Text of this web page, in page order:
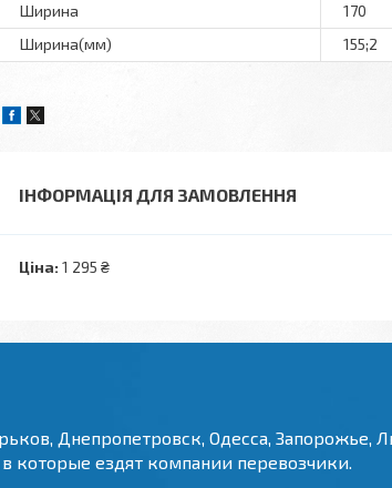
Ширина
170
Ширина(мм)
155;2
ІНФОРМАЦІЯ ДЛЯ ЗАМОВЛЕННЯ
Ціна: 1 295 ₴
Днепропетровск, Одесса, Запорожье,
которые ездят компании перевозчики.